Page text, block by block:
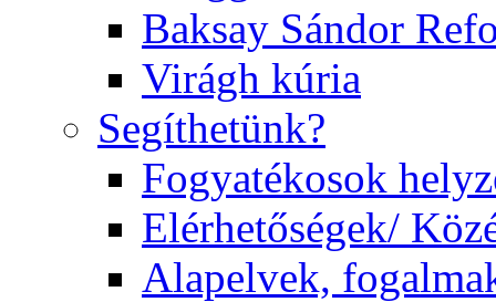
Baksay Sándor
Virágh kúria
Segíthetünk?
Fogyatékosok
Elérhetőségek/
Alapelvek,